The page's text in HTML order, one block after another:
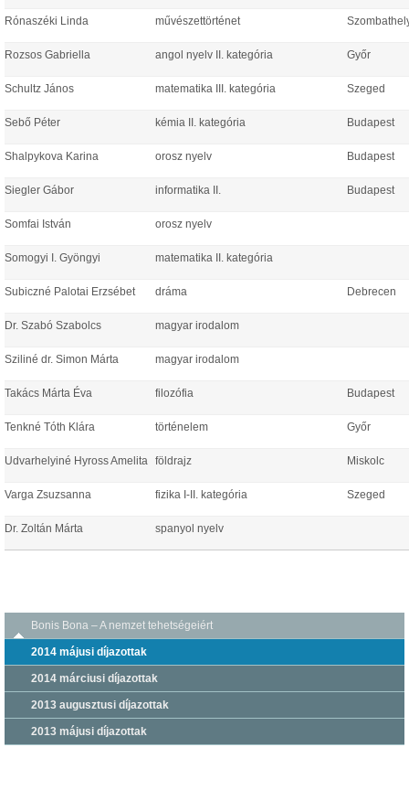
Rónaszéki Linda művészettörténet
Rozsos Gabriella angol nyelv II. kategória Győr
Schultz János matematika III. kategória Szeged
Sebő Péter kémia II. kategória Budapest
Shalpykova Karina orosz nyelv Budapest
Siegler Gábor informatika II. Budapest
Somfai István orosz nyelv
Somogyi I. Gyöngyi matematika II. kategória
Subiczné Palotai Erzsébet dráma Debrecen
Dr. Szabó Szabolcs magyar irodalom
Sziliné dr. Simon Márta magyar irodalom
Takács Márta Éva filozófia Budapest
Tenkné Tóth Klára történelem Győr
Udvarhelyiné Hyross Amelita földrajz Miskolc
Varga Zsuzsanna fizika I-II. kategória Szeged
Dr. Zoltán Márta spanyol nyelv
Bonis Bona – A nemzet tehetségeiért
2014 májusi díjazottak
2014 márciusi díjazottak
2013 augusztusi díjazottak
2013 májusi díjazottak